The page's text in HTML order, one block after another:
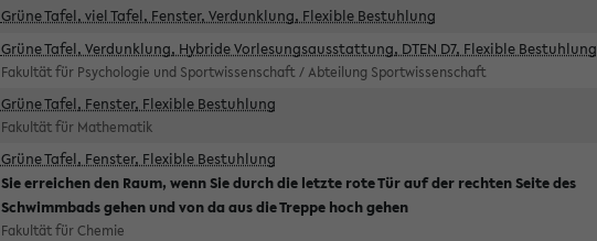
Grüne Tafel, viel Tafel, Fenster, Verdunklung, Flexible Bestuhlung
Grüne Tafel, Verdunklung, Hybride Vorlesungsausstattung, DTEN D7, Flexible Bestuhlung
Fakultät für Psychologie und Sportwissenschaft / Abteilung Sportwissenschaft
Grüne Tafel, Fenster, Flexible Bestuhlung
Fakultät für Mathematik
Grüne Tafel, Fenster, Flexible Bestuhlung
Sie erreichen den Raum, wenn Sie durch die letzte rote Tür auf der rechten Seite des
Schwimmbads gehen und von da aus die Treppe hoch gehen
Fakultät für Chemie